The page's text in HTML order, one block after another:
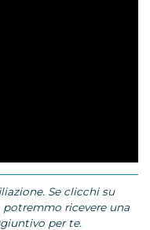
Se clicchi su
ricevere una
per te.